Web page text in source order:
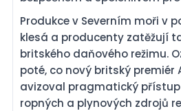
Produkce v Severním moři v
klesá a producenty zatěžují
britského daňového režimu.
poté, co nový britský premiér
avizoval pragmatický
ropných a plynových zdrojů